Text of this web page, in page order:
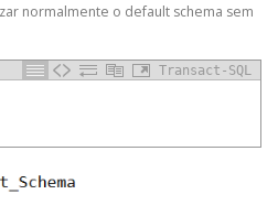
normalmente o default schema sem
Transact-SQL